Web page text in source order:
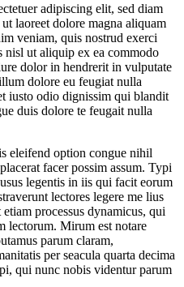
adipiscing elit, sed diam
laoreet dolore magna aliquam
veniam, quis nostrud exerci
ut aliquip ex ea commodo
dolor in hendrerit in vulputate
dolore eu feugiat nulla
iusto odio dignissim qui blandit
duis dolore te feugait nulla
eleifend option congue nihil
facer possim assum. Typi
legentis in iis qui facit eorum
lectores legere me lius
processus dynamicus, qui
lectorum. Mirum est notare
parum claram,
per seacula quarta decima
qui nunc nobis videntur parum